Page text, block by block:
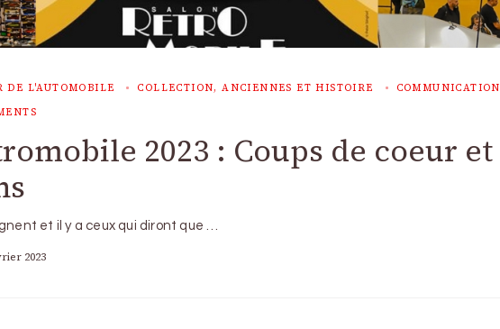
DE L'AUTOMOBILE COLLECTION, ANCIENNES ET HISTOIRE
COMMUNICATION
2023 : Coups de coeur et
et il y a ceux qui diront que …
2023